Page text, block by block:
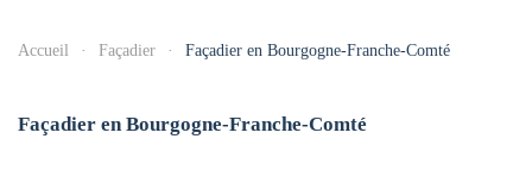
Accueil Façadier Façadier en Bourgogne-Franche-Comté
Façadier en Bourgogne-Franche-Comté